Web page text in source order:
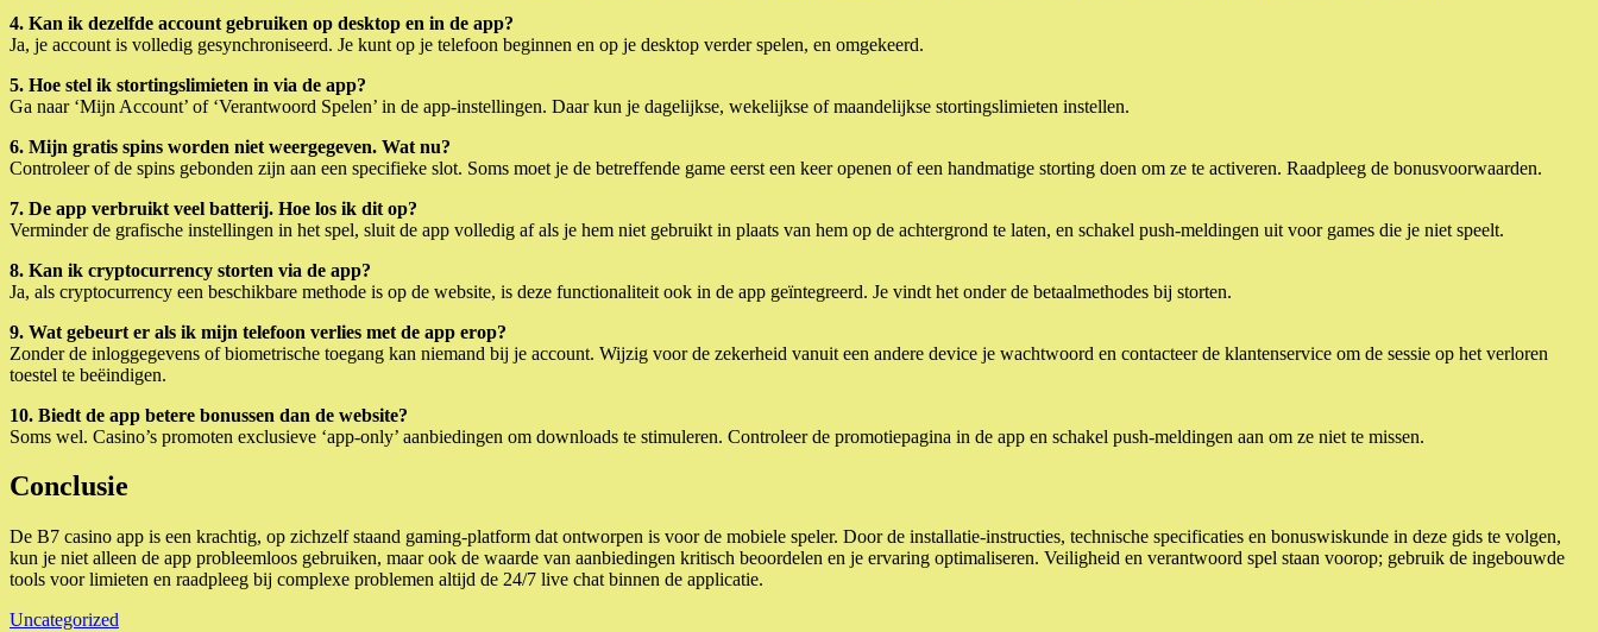
4. Kan ik dezelfde account gebruiken op desktop en in de app?
Ja, je account is volledig gesynchroniseerd. Je kunt op je telefoon beginnen en op je desktop verder spelen, en omgekeerd.
5. Hoe stel ik stortingslimieten in via de app?
Ga naar ‘Mijn Account’ of ‘Verantwoord Spelen’ in de app-instellingen. Daar kun je dagelijkse, wekelijkse of maandelijkse stortingslimieten instellen.
6. Mijn gratis spins worden niet weergegeven. Wat nu?
Controleer of de spins gebonden zijn aan een specifieke slot. Soms moet je de betreffende game eerst een keer openen of een handmatige storting doen om ze te activeren. Raadpleeg de bonusvoorwaarden.
7. De app verbruikt veel batterij. Hoe los ik dit op?
Verminder de grafische instellingen in het spel, sluit de app volledig af als je hem niet gebruikt in plaats van hem op de achtergrond te laten, en schakel push-meldingen uit voor games die je niet speelt.
8. Kan ik cryptocurrency storten via de app?
Ja, als cryptocurrency een beschikbare methode is op de website, is deze functionaliteit ook in de app geïntegreerd. Je vindt het onder de betaalmethodes bij storten.
9. Wat gebeurt er als ik mijn telefoon verlies met de app erop?
Zonder de inloggegevens of biometrische toegang kan niemand bij je account. Wijzig voor de zekerheid vanuit een andere device je wachtwoord en contacteer de klantenservice om de sessie op het verloren
toestel te beëindigen.
10. Biedt de app betere bonussen dan de website?
Soms wel. Casino’s promoten exclusieve ‘app-only’ aanbiedingen om downloads te stimuleren. Controleer de promotiepagina in de app en schakel push-meldingen aan om ze niet te missen.
Conclusie
De B7 casino app is een krachtig, op zichzelf staand gaming-platform dat ontworpen is voor de mobiele speler. Door de installatie-instructies, technische specificaties en bonuswiskunde in deze gids te volgen,
kun je niet alleen de app probleemloos gebruiken, maar ook de waarde van aanbiedingen kritisch beoordelen en je ervaring optimaliseren. Veiligheid en verantwoord spel staan voorop; gebruik de ingebouwde
tools voor limieten en raadpleeg bij complexe problemen altijd de 24/7 live chat binnen de applicatie.
Uncategorized